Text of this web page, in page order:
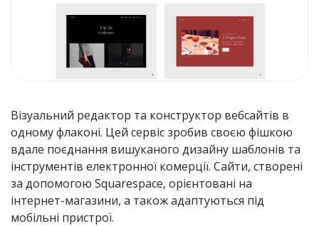
Візуальний редактор та конструктор вебсайтів в
одному флаконі. Цей сервіс зробив своєю фішкою
вдале поєднання вишуканого дизайну шаблонів та
інструментів електронної комерції. Сайти, створені
за допомогою Squarespace, орієнтовані на
інтернет-магазини, а також адаптуються під
мобільні пристрої.